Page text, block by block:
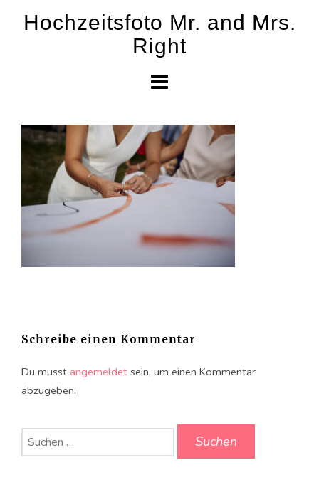
Hochzeitsfoto Mr. and Mrs.
Right
Schreibe einen Kommentar
Du musst angemeldet sein, um einen Kommentar
abzugeben.
Suchen
nach: